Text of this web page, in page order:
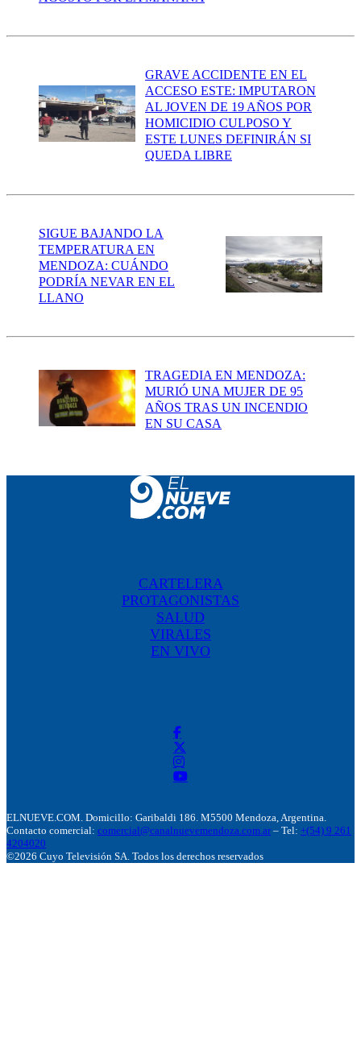
GRAVE ACCIDENTE EN EL
ACCESO ESTE: IMPUTARON
AL JOVEN DE 19 AÑOS POR
HOMICIDIO CULPOSO Y
ESTE LUNES DEFINIRÁN SI
QUEDA LIBRE
SIGUE BAJANDO LA
TEMPERATURA EN
MENDOZA: CUÁNDO
PODRÍA NEVAR EN EL
LLANO
TRAGEDIA EN MENDOZA:
MURIÓ UNA MUJER DE 95
AÑOS TRAS UN INCENDIO
EN SU CASA
CARTELERA
PROTAGONISTAS
SALUD
VIRALES
EN VIVO
ELNUEVE.COM. Domicillo: Garibaldi 186. M5500 Mendoza, Argentina.
Contacto comercial: comercial@canalnuevemendoza.com.ar – Tel: +(54) 9 261
4204020
©2026 Cuyo Televisión SA. Todos los derechos reservados